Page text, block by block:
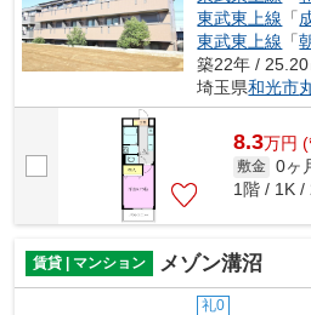
東武東上線 「
東武東上線 「
築22年 / 25.20
埼玉県和光市
8.3万円
敷金 0ヶ
1階 / 1K /
賃貸 | マンション メゾン溝沼
礼0